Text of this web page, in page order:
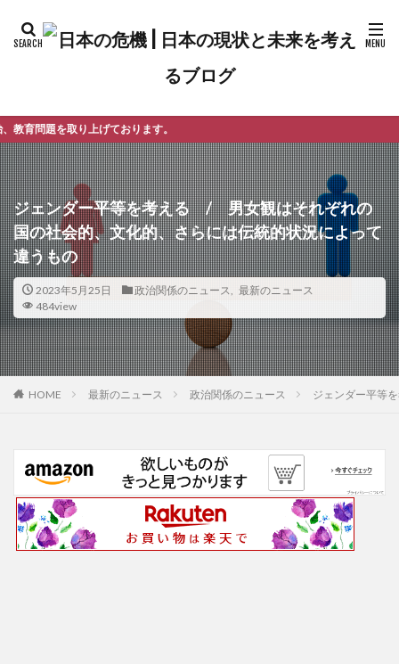
ます。
ジェンダー平等を考える / 男女観はそれぞれの
国の社会的、文化的、さらには伝統的状況によって
違うもの
2023年5月25日 政治関係のニュース
最新のニュース
484view
HOME 最新のニュース 政治関係のニュース ジェンダー平等